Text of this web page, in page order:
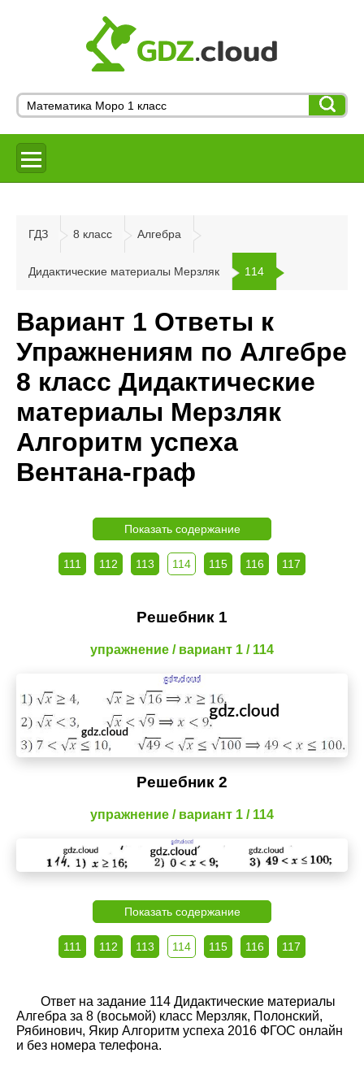
ГДЗ 8 класс Алгебра
Дидактические материалы Мерзляк 114
Вариант 1 Ответы к
Упражнениям по Алгебре
8 класс Дидактические
материалы Мерзляк
Алгоритм успеха
Вентана-граф
Показать содержание
111 112 113 114 115 116 117
Решебник 1
упражнение / вариант 1 / 114
Решебник 2
упражнение / вариант 1 / 114
Показать содержание
111 112 113 114 115 116 117
Ответ на задание 114 Дидактические материалы
Алгебра за 8 (восьмой) класс Мерзляк, Полонский,
Рябинович, Якир Алгоритм успеха 2016 ФГОС онлайн
и без номера телефона.